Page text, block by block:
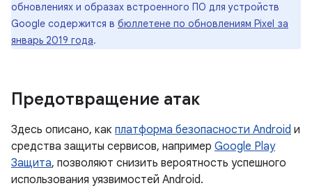
обновлениях и образах встроенного ПО для устройств
Google содержится в бюллетене по обновлениям Pixel за
январь 2019 года.
Предотвращение атак
Здесь описано, как платформа безопасности Android и
средства защиты сервисов, например Google Play
Защита, позволяют снизить вероятность успешного
использования уязвимостей Android.